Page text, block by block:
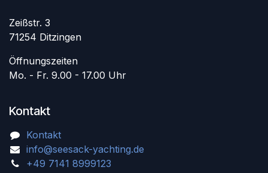
Zeißstr. 3
71254 Ditzingen
Öffnungszeiten
Mo. - Fr. 9.00 - 17.00 Uhr
Kontakt
Kontakt
info@seesack-yachting.de
+49 7141 8999123